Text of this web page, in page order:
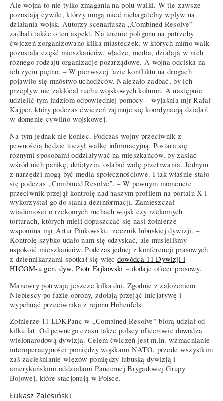
Ale wojna to nie tylko zmagania na polu walki. W tle zawsze
pozostają cywile, którzy mogą mieć niebagatelny wpływ na
działania wojsk. Autorzy scenariusza „Combined Resolve”
zadbali także o ten aspekt. Na terenie poligonu na potrzeby
ćwiczeń zorganizowano kilka miasteczek, w których mimo walk
pozostała część mieszkańców, władze, media, działają w nich
różnego rodzaju organizacje pozarządowe. A wojna odciska na
ich życiu piętno. – W pierwszej fazie konfliktu na drogach
pojawiło się mnóstwo uchodźców. Należało zadbać, by ich
przepływ nie zakłócał ruchu wojskowych kolumn. A następnie
udzielić tym ludziom odpowiedniej pomocy – wyjaśnia mjr Rafał
Kajper, który podczas ćwiczeń zajmuje się koordynacją działań
w domenie cywilno-wojskowej.
Na tym jednak nie koniec. Podczas wojny przeciwnik z
pewnością będzie toczył walkę informacyjną. Postara się
różnymi sposobami oddziaływać na mieszkańców, by zasiać
wśród nich panikę, defetyzm, osłabić wolę przetrwania. Jednym
z narzędzi mogą być media społecznościowe. I tak właśnie stało
się podczas „Combined Resolve”. – W pewnym momencie
przeciwnik przejął kontrolę nad naszym profilem na portalu X i
wykorzystał go do siania dezinformacji. Zamieszczał
wiadomości o rzekomych ruchach wojsk czy rzekomych
torturach, których mieli dopuszczać się nasi żołnierze –
wspomina mjr Artur Pinkowski, rzecznik lubuskiej dywizji. –
Kontrolę szybko udało nam się odzyskać, ale musieliśmy
uspokoić mieszkańców. Podczas jednej z konferencji prasowych
z dziennikarzami spotkał się więc dowódca 11 Dywizji i
HICOM-u gen. dyw. Piotr Fajkowski – dodaje oficer prasowy.
Manewry potrwają jeszcze kilka dni. Zgodnie z założeniem
Niebiescy po fazie obrony, zdołają przejąć inicjatywę i
wypchnąć przeciwnika z rejonu Hohenfels.
Żołnierze 11 LDKPanc w „Combined Resolve” biorą udział od
kilku lat. Od pewnego czasu także polscy oficerowie dowodzą
wielonarodową dywizją. Celem ćwiczeń jest m.in. wzmacnianie
interoperacyjności pomiędzy wojskami NATO, przede wszystkim
zaś zacieśnianie więzów pomiędzy lubuską dywizją i
amerykańskimi oddziałami Pancernej Brygadowej Grupy
Bojowej, które stacjonują w Polsce.
Łukasz Zalesiński